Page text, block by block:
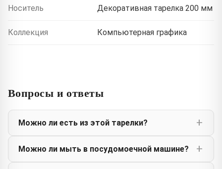
Носитель Декоративная тарелка 200 мм
Коллекция Компьютерная графика
Вопросы и ответы
Можно ли есть из этой тарелки?
Можно ли мыть в посудомоечной машине?